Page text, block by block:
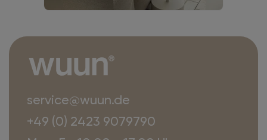
service@wuun.de
+49 (0) 2423 9079790